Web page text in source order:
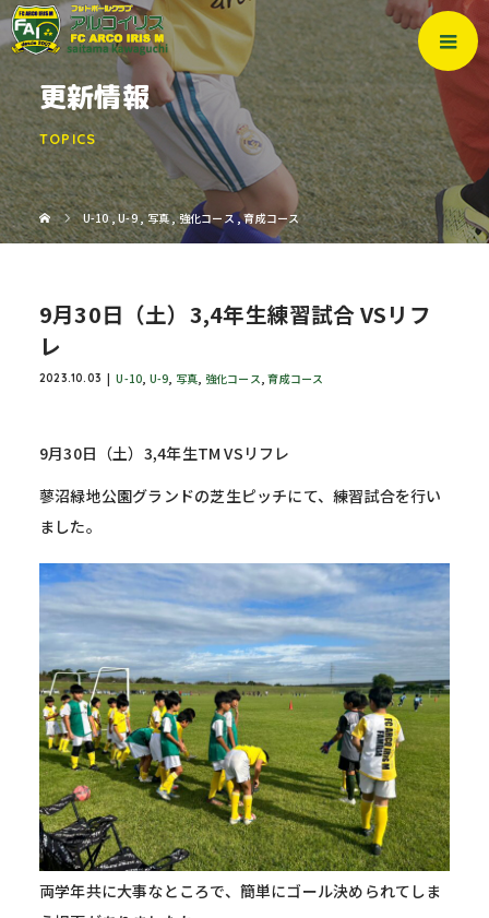
更新情報
TOPICS
U-10,U-9,写真,強化コース ,育成コース
9月30日（土）3,4年生練習試合 VSリフ
レ
2023.10.03 U-10, U-9, 写真, 強化コース,育成コース
9月30日（土）3,4年生TM VSリフレ
蓼沼緑地公園グランドの芝生ピッチにて、練習試合を行い
ました。
両学年共に大事なところで、簡単にゴール決められてしま